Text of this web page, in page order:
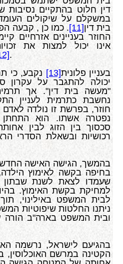
דין חלוט בהתקיים נסיבות
במשקלם על שיקולים
בית דין[11]. כמו כן , קבעה
החוזר בעניינים אזרחיים
אינו יכול למצות את
.
בעניין פלונית[13] נקבע, כי
יכולה להתגבר על עקרון
"מעשה בית דין". אך
נחשבת כתרמית לעניין
חוזר, בפרשת זו נולדה
נפטרה אשתו. הוא
סכסוך בין הזוג לבין
רכושיות ובשאלת הסדרי
בהמשך, הגישה האישה
בחיפה בקשה לאימוץ
שעמדו לצאת לשנת
למחיקת בקשת האימוץ.
לבית המשפט באילינוי,
ניתנו החלטות שיפוטיות
ובית המשפט בארה"ב הורה
בהגיעם לישראל, נרשמה
הקטינה במרשם